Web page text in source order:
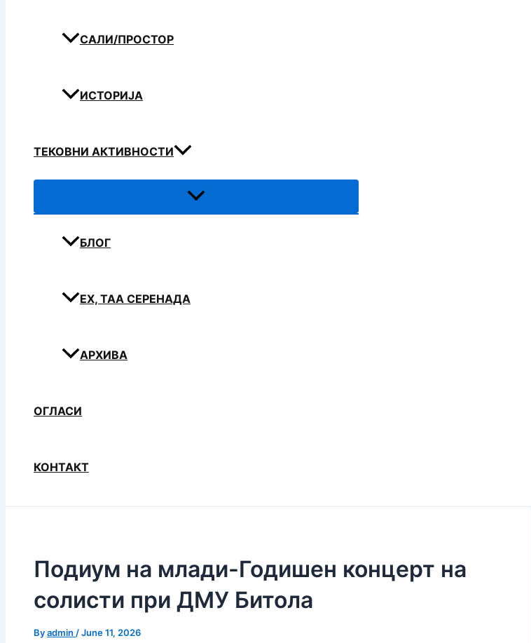
САЛИ/ПРОСТОР
ИСТОРИЈА
ТЕКОВНИ АКТИВНОСТИ
БЛОГ
ЕХ, ТАА СЕРЕНАДА
АРХИВА
ОГЛАСИ
КОНТАКТ
Подиум на млади-Годишен концерт на
солисти при ДМУ Битола
Byadmin /June 11, 2026